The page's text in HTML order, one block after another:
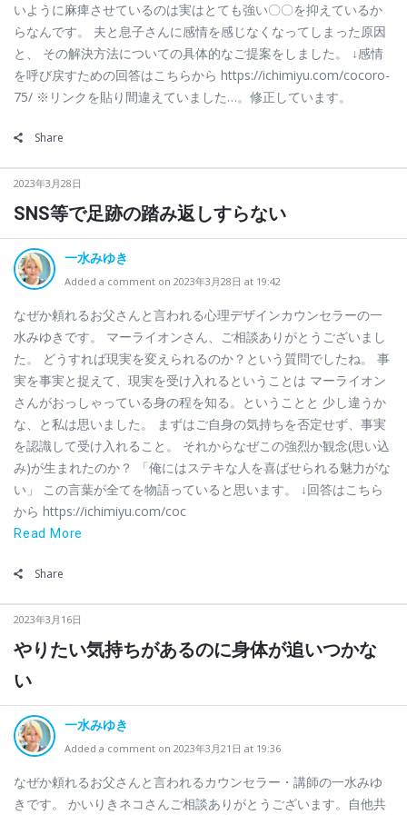
いように麻痺させているのは実はとても強い〇〇を抑えているか
らなんです。 夫と息子さんに感情を感じなくなってしまった原因
と、 その解決方法についての具体的なご提案をしました。 ↓感情
を呼び戻すための回答はこちらから https://ichimiyu.com/cocoro-
75/ ※リンクを貼り間違えていました…。修正しています。
Share
2023年3月28日
SNS等で足跡の踏み返しすらない
一水みゆき
Added a comment on 2023年3月28日 at 19:42
なぜか頼れるお父さんと言われる心理デザインカウンセラーの一
水みゆきです。 マーライオンさん、ご相談ありがとうございまし
た。 どうすれば現実を変えられるのか？という質問でしたね。 事
実を事実と捉えて、現実を受け入れるということは マーライオン
さんがおっしゃっている身の程を知る。ということと 少し違うか
な、と私は思いました。 まずはご自身の気持ちを否定せず、事実
を認識して受け入れること。 それからなぜこの強烈か観念(思い込
み)が生まれたのか？ 「俺にはステキな人を喜ばせられる魅力がな
い」 この言葉が全てを物語っていると思います。 ↓回答はこちら
から https://ichimiyu.com/coc
Read More
Share
2023年3月16日
やりたい気持ちがあるのに身体が追いつかな
い
一水みゆき
Added a comment on 2023年3月21日 at 19:36
なぜか頼れるお父さんと言われるカウンセラー・講師の一水みゆ
きです。 かいりきネコさんご相談ありがとうございます。自他共